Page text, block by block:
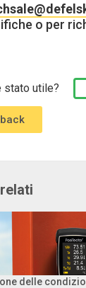
o per
stato utile?
delle